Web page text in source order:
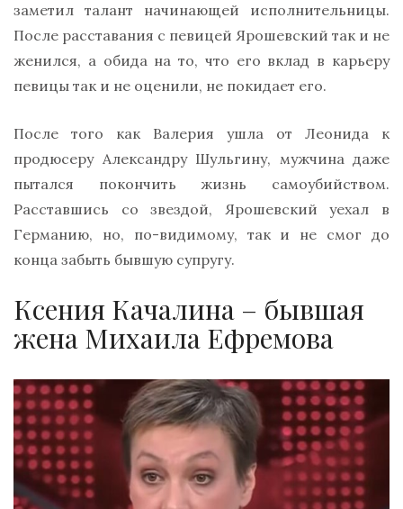
заметил талант начинающей исполнительницы.
После расставания с певицей Ярошевский так и не
женился, а обида на то, что его вклад в карьеру
певицы так и не оценили, не покидает его.
После того как Валерия ушла от Леонида к
продюсеру Александру Шульгину, мужчина даже
пытался покончить жизнь самоубийством.
Расставшись со звездой, Ярошевский уехал в
Германию, но, по-видимому, так и не смог до
конца забыть бывшую супругу.
Ксения Качалина – бывшая
жена Михаила Ефремова